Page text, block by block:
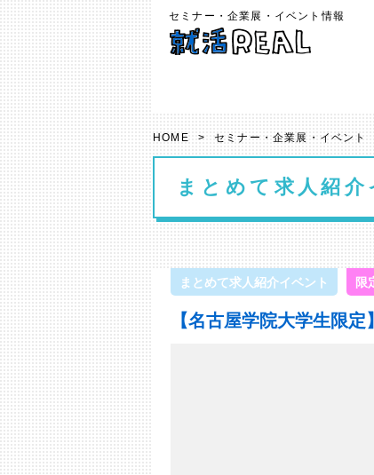
セミナー・企業展・イベント情報
HOME > セミナー・企業展・イベント
まとめて求人紹介
まとめて求人紹介イベント 限
【名古屋学院大学生限